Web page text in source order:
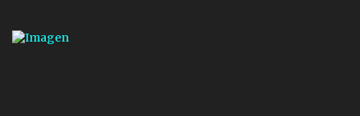
presencial comprende los siguientes trámites: Multas: devolución